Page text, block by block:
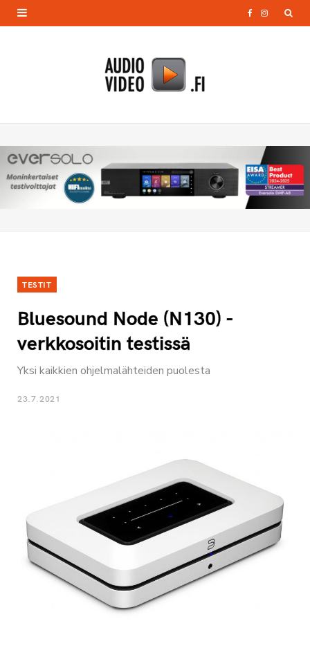
o
k
I
r
a
TESTIT
Bluesound Node (N130) -
verkkosoitin testissä
Yksi kaikkien ohjelmalähteiden puolesta
23.7.2021